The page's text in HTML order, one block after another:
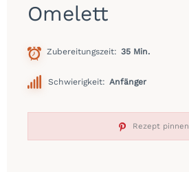
Omelett
Zubereitungszeit 35 Min.
Schwierigkeit: Anfänger
Rezept pinnen